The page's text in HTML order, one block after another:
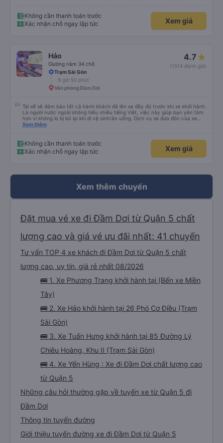
Không cần thanh toán trước
Xác nhận chỗ ngay lập tức
Xem giá
Hảo
Giường nằm 34 chỗ
4.7
(1514 đánh giá)
Trạm Sài Gòn
9 giờ 50 phút
Văn phòng Đầm Dơi
Tài xế sẽ đảm bảo tất cả hành khách đã lên xe đầy đủ trước khi xe khởi hành.
Là người nước ngoài không hiểu nhiều tiếng Việt, việc này giúp bạn yên tâm
hơn vì không lo bị bỏ lại khi đi vệ sinh/ăn uống. Dịch vụ xe đưa đón của xe
buýt Hảo cũng là một điểm cộng, đưa bạn từ bến xe đến chỗ ở MIỄN PHÍ!
Xem thêm
Không cần thanh toán trước
Xác nhận chỗ ngay lập tức
Xem giá
Xem thêm chuyến
Đặt mua vé xe đi Đầm Dơi từ Quận 5 chất
lượng cao và giá vé ưu đãi nhất: 41 chuyến
Tư vấn TOP 4 xe khách đi Đầm Dơi từ Quận 5 chất
lượng cao, uy tín, giá rẻ nhất 08/2026
🚌 1. Xe Phương Trang khởi hành tại (Bến xe Miền
Tây)
🚌 2. Xe Hảo khởi hành tại 26 Phó Cơ Điều (Trạm
Sài Gòn)
🚌 3. Xe Tuấn Hưng khởi hành tại 85 Đường Lý
Chiêu Hoàng, Khu II (Trạm Sài Gòn)
🚌 4. Xe Yến Hùng : Xe đi Đầm Dơi chất lượng cao
từ Quận 5
Những câu hỏi thường gặp về tuyến xe từ Quận 5 đi
Đầm Dơi
Thông tin tuyến đường
Giới thiệu tuyến đường xe đi Đầm Dơi từ Quận 5